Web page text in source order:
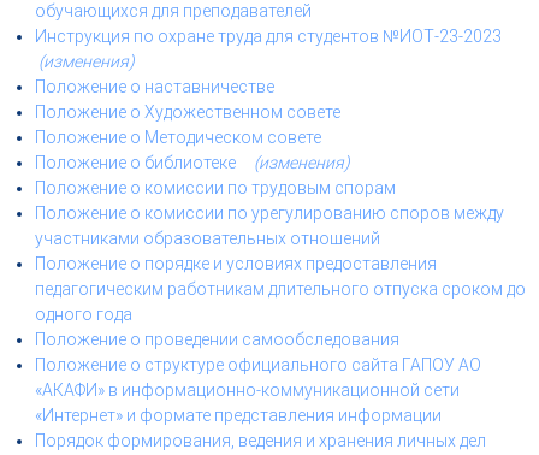
обучающихся для преподавателей
Инструкция по охране труда для студентов №ИОТ-23-2023
(изменения)
Положение о наставничестве
Положение о Художественном совете
Положение о Методическом совете
Положение о библиотеке
(изменения)
Положение о комиссии по трудовым спорам
Положение о комиссии по урегулированию споров между
участниками образовательных отношений
Положение о порядке и условиях предоставления
педагогическим работникам длительного отпуска сроком до
одного года
Положение о проведении самообследования
Положение о структуре официального сайта ГАПОУ АО
«АКАФИ» в информационно-коммуникационной сети
«Интернет» и формате представления информации
Порядок формирования, ведения и хранения личных дел